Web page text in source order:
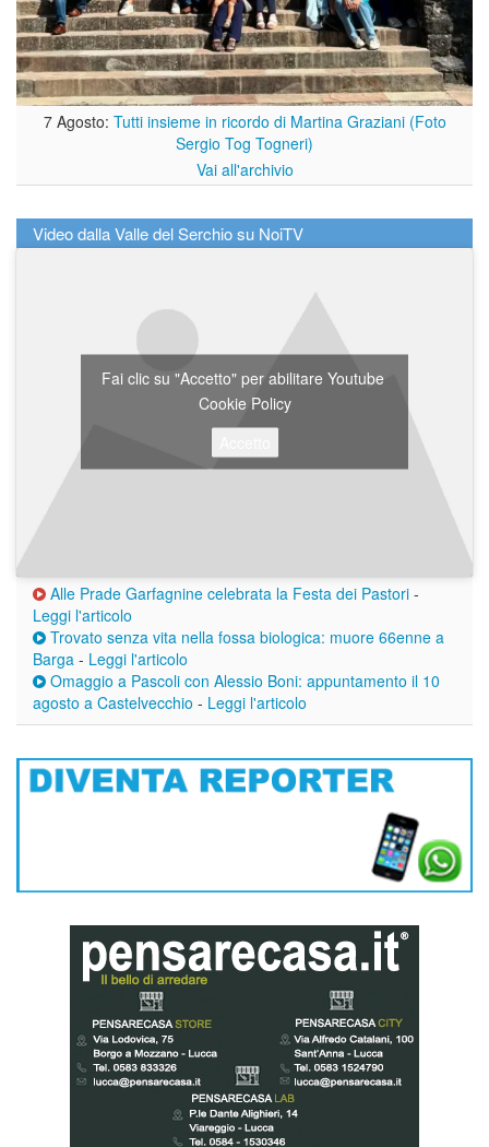
7 Agosto: Tutti insieme in ricordo di Martina Graziani (Foto
Sergio Tog Togneri)
Vai all'archivio
Video dalla Valle del Serchio su NoiTV
Fai clic su "Accetto" per abilitare Youtube
Cookie Policy
Alle Prade Garfagnine celebrata la Festa dei Pastori -
Leggi l'articolo
Trovato senza vita nella fossa biologica: muore 66enne a
Barga - Leggi l'articolo
Omaggio a Pascoli con Alessio Boni: appuntamento il 10
agosto a Castelvecchio - Leggi l'articolo